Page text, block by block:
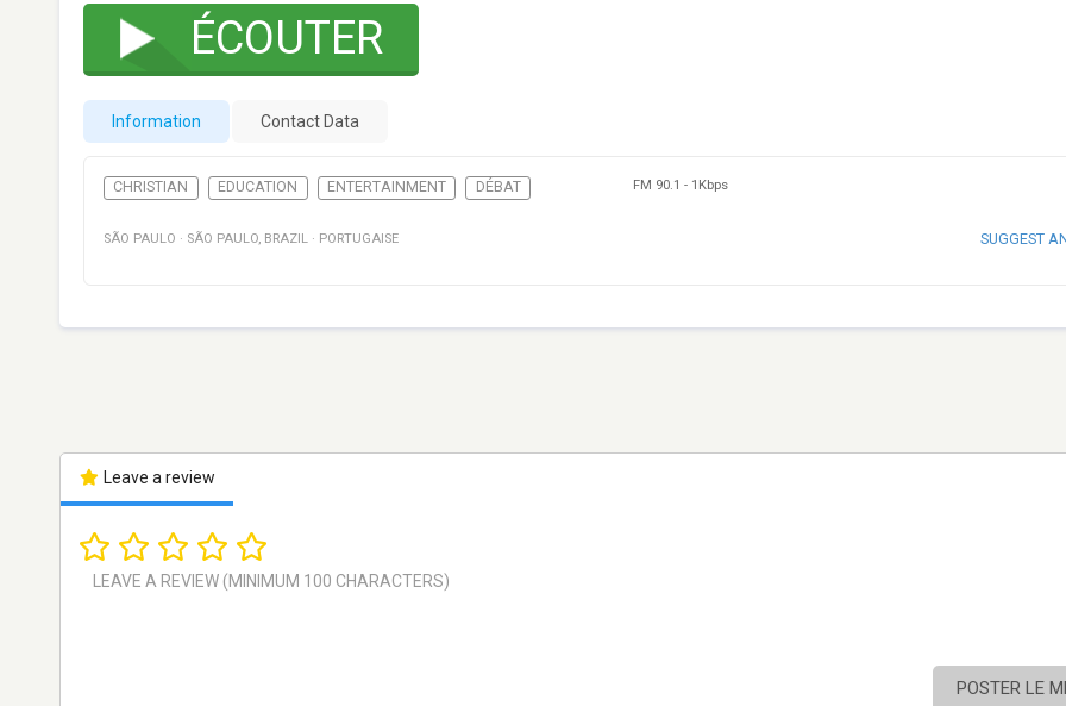
ÉCOUTER
Information Contact Data
CHRISTIAN EDUCATION ENTERTAINMENT DÉBAT FM 90.1 - 1Kbps
SÃO PAULO · SÃO PAULO, BRAZIL · PORTUGAISE SUGGEST
Leave a review
POSTER LE